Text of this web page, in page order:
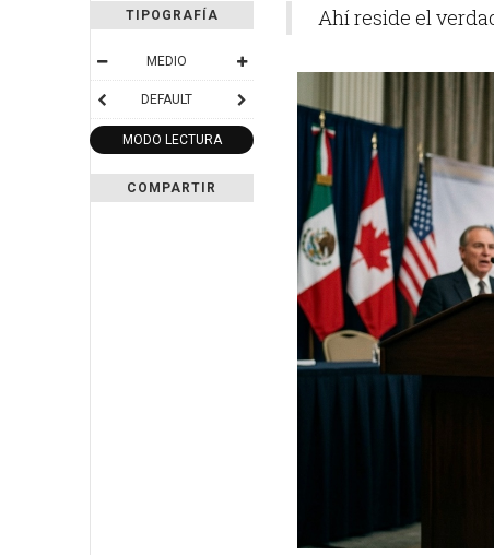
TIPOGRAFÍA
MEDIO
DEFAULT
MODO LECTURA
COMPARTIR
Ahí reside el